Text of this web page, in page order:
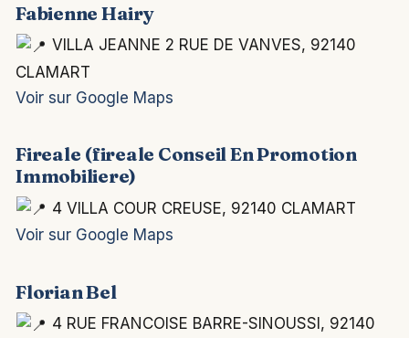
Fabienne Hairy
VILLA JEANNE 2 RUE DE VANVES, 92140
CLAMART
Voir sur Google Maps
Fireale (fireale Conseil En Promotion
Immobiliere)
4 VILLA COUR CREUSE, 92140 CLAMART
Voir sur Google Maps
Florian Bel
4 RUE FRANCOISE BARRE-SINOUSSI, 92140